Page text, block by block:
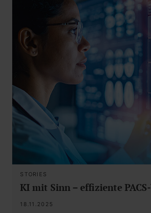
STORIES
KI mit Sinn – effiziente
18.11.2025